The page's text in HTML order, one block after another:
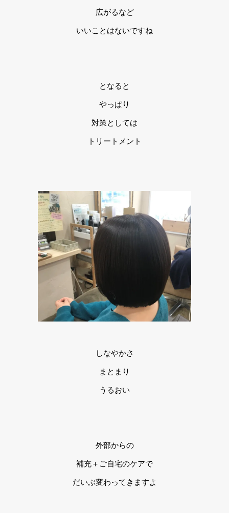
広がるなど
いいことはないですね
となると
やっぱり
対策としては
トリートメント
しなやかさ
まとまり
うるおい
外部からの
補充＋ご自宅のケアで
だいぶ変わってきますよ